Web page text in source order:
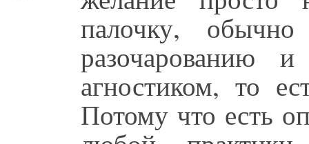
палочку,
разочарованию
агностиком, то
Потому что есть